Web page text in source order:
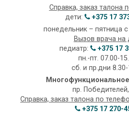
Справка, заказ талона
дети:
+375 17
понедельник – пятница
Вызов врача на
педиатр:
+375 17
пн.-пт. 07.00-
сб. и пр.дни 8.30-
пр.
Справка, заказ талона по
+375 17 270-